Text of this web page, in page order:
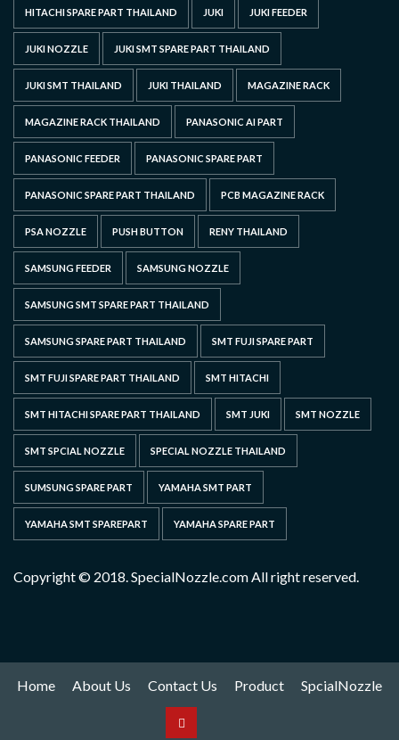
HITACHI SPARE PART THAILAND JUKI JUKI FEEDER
JUKI NOZZLE JUKI SMT SPARE PART THAILAND
JUKI SMT THAILAND JUKI THAILAND MAGAZINE RACK
MAGAZINE RACK THAILAND PANASONIC AI PART
PANASONIC FEEDER PANASONIC SPARE PART
PANASONIC SPARE PART THAILAND PCB MAGAZINE RACK
PSA NOZZLE PUSH BUTTON RENY THAILAND
SAMSUNG FEEDER SAMSUNG NOZZLE
SAMSUNG SMT SPARE PART THAILAND
SAMSUNG SPARE PART THAILAND SMT FUJI SPARE PART
SMT FUJI SPARE PART THAILAND SMT HITACHI
SMT HITACHI SPARE PART THAILAND SMT JUKI SMT NOZZLE
SMT SPCIAL NOZZLE SPECIAL NOZZLE THAILAND
SUMSUNG SPARE PART YAMAHA SMT PART
YAMAHA SMT SPAREPART YAMAHA SPARE PART
Copyright © 2018. SpecialNozzle.com All right reserved.
Home About Us Contact Us Product SpcialNozzle
Product